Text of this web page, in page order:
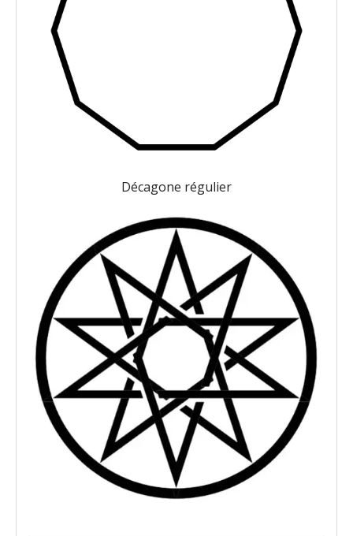
Décagone régulier